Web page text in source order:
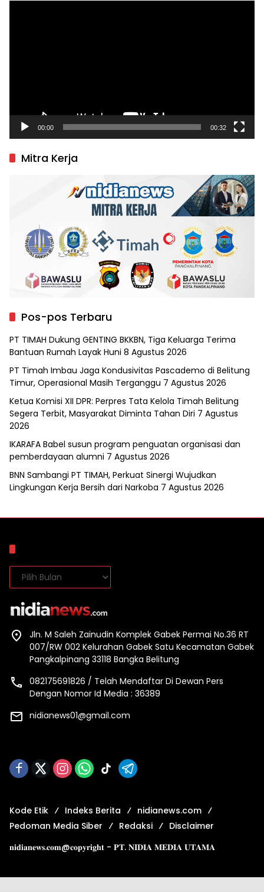
00:00 00:32
Mitra Kerja
Pos-pos Terbaru
PT TIMAH Dukung GENTING BKKBN, Tiga Keluarga Terima
Bantuan Rumah Layak Huni 8 Agustus 2026
PT Timah Imbau Jaga Kondusivitas Pascademo di Belitung
Timur, Operasional Masih Terganggu 7 Agustus 2026
Ketua Komisi XII DPR: Perpres Tata Kelola Timah Belitung
Segera Terbit, Masyarakat Diminta Tahan Diri 7 Agustus
2026
IKARAFA Babel susun program penguatan organisasi dan
pemberdayaan alumni 7 Agustus 2026
BNN Sambangi PT TIMAH, Perkuat Sinergi Wujudkan
Lingkungan Kerja Bersih dari Narkoba 7 Agustus 2026
Arsip
Jln. M Saleh Zainudin Komplek Gabek Permai No.36 RT
007/RW 002 Kelurahan Gabek Satu Kecamatan Gabek
Pangkalpinang 33118 Bangka Belitung
082175691826 / Telah Mendaftar Di Dewan Pers
Dengan Nomor Id Media : 36389
nidianews01@gmail.com
Kode Etik Indeks Berita
nidianews.com
Pedoman Media Siber
Redaksi
Disclaimer
𝐧𝐢𝐝𝐢𝐚𝐧𝐞𝐰𝐬.𝐜𝐨𝐦@𝐜𝐨𝐩𝐲𝐫𝐢𝐠𝐡𝐭 - 𝐏𝐓. 𝐍𝐈𝐃𝐈𝐀 𝐌𝐄𝐃𝐈𝐀 𝐔𝐓𝐀𝐌𝐀